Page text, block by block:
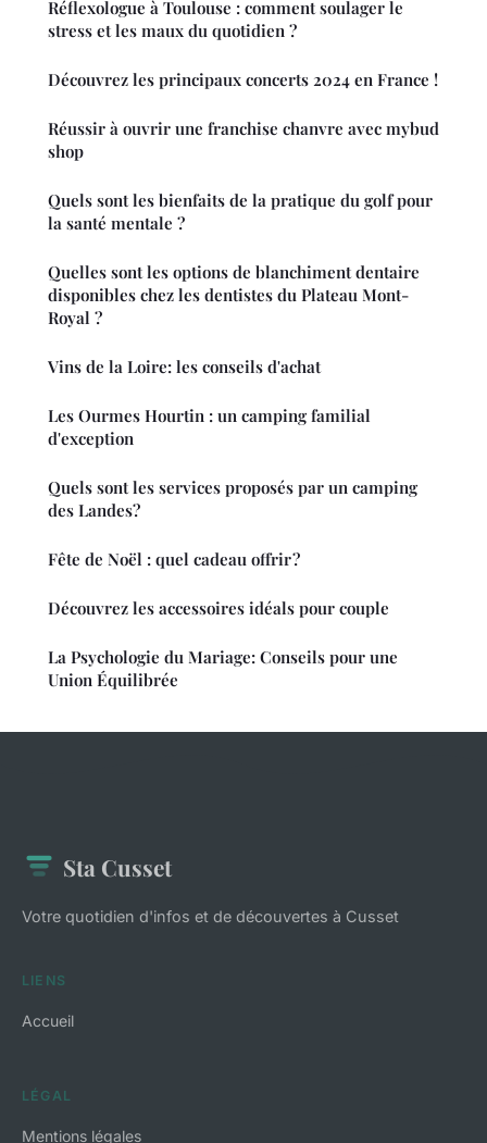
Réflexologue à Toulouse : comment soulager le
stress et les maux du quotidien ?
Découvrez les principaux concerts 2024 en France !
Réussir à ouvrir une franchise chanvre avec mybud
shop
Quels sont les bienfaits de la pratique du golf pour
la santé mentale ?
Quelles sont les options de blanchiment dentaire
disponibles chez les dentistes du Plateau Mont-
Royal ?
Vins de la Loire: les conseils d'achat
Les Ourmes Hourtin : un camping familial
d'exception
Quels sont les services proposés par un camping
des Landes?
Fête de Noël : quel cadeau offrir ?
Découvrez les accessoires idéals pour couple
La Psychologie du Mariage: Conseils pour une
Union Équilibrée
Sta Cusset
Votre quotidien d'infos et de découvertes à Cusset
LIENS
Accueil
LÉGAL
Mentions légales